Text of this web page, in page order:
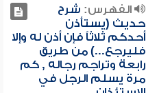
الفهرس: شرح
حديث (يستأذن
أحدكم ثلاثاً فإن أذن له وإلا
فليرجع...) من طريق
رابعة وتراجم رجاله , كم
مرة يسلم الرجل في